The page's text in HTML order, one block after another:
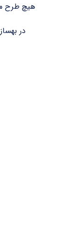
هیچ طرح
در